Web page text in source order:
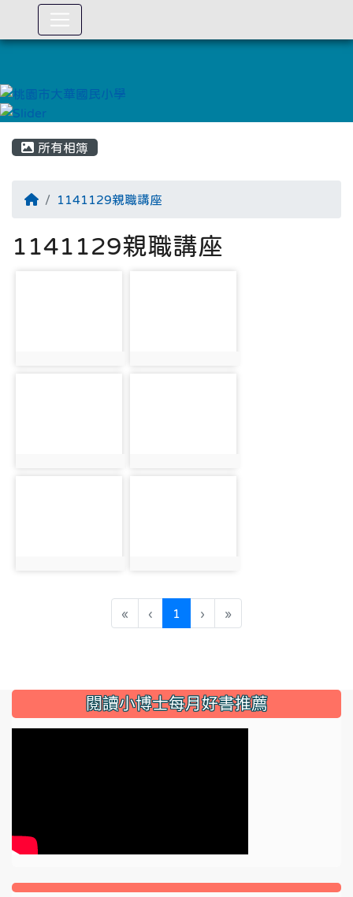
所有相簿
1141129親職講座
1141129親職講座
« ‹ 1 (current)
› »
::: 閱讀小博士每月好書推薦